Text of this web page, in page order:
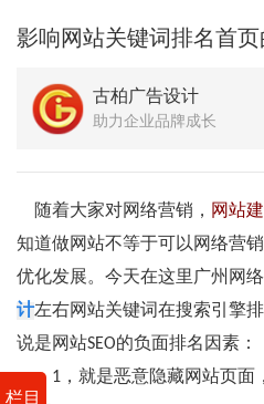
栏目
影响网站关键词排名首
古柏广告设计
助力企业品牌成长
随着大家对网络营销， 网站
知道做网站不等于可以网络营
优化发展。今天在这里广州网
计左右网站关键词在搜索引擎
说是网站SEO的负面排名因素：
1，就是恶意隐藏网站页面，